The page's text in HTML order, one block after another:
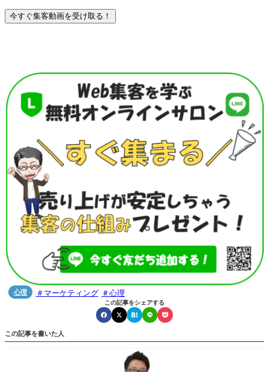
心理  マーケティング 心理
この記事をシェアする
この記事を書いた人